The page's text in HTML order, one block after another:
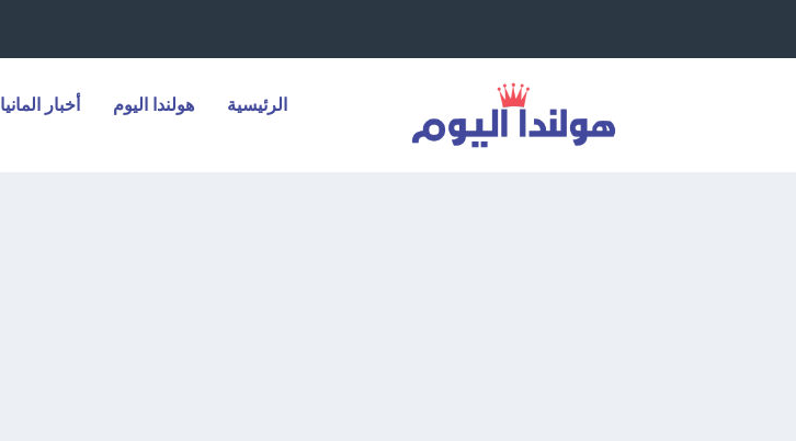
الرئيسية هولندا اليوم أخبار المانيا